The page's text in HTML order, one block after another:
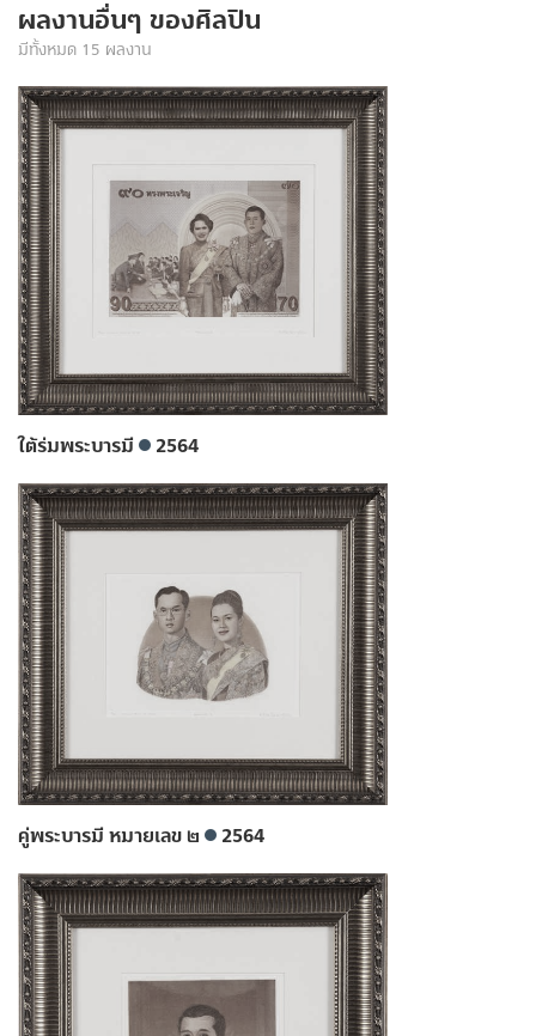
ผลงานอื่นๆ ของศิลปิน
มีทั้งหมด 15 ผลงาน
ใต้ร่มพระบารมี 2564
คู่พระบารมี หมายเลข ๒ 2564